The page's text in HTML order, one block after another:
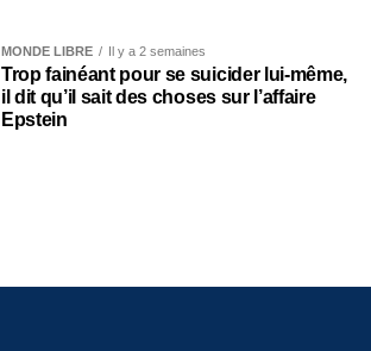
MONDE LIBRE Il y a 2 semaines
Trop fainéant pour se suicider lui-même,
il dit qu’il sait des choses sur l’affaire
Epstein